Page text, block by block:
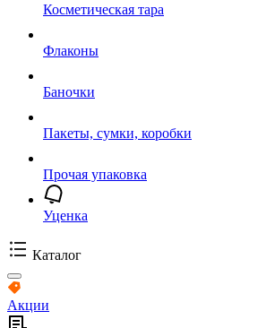
Косметическая тара
Флаконы
Баночки
Пакеты, сумки, коробки
Прочая упаковка
Уценка
Каталог
Акции